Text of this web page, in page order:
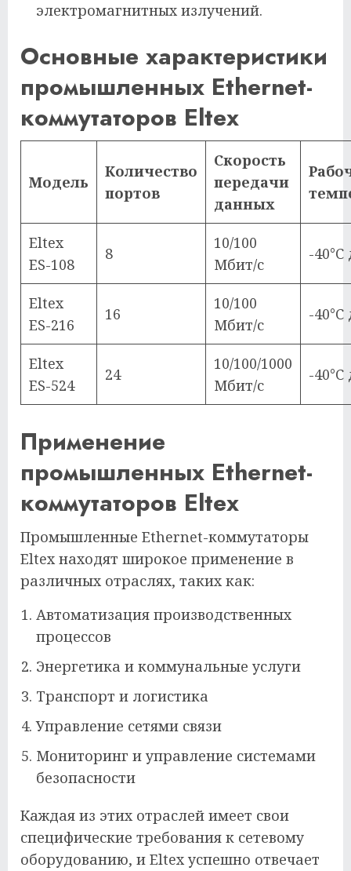
электромагнитных излучений.
Основные характеристики
промышленных Ethernet-
коммутаторов Eltex
Модель
Количество
портов
Скорость
передачи
данных
Eltex
ES-108
8
10/100
Мбит/с
-40°C
Eltex
ES-216
16
10/100
Мбит/с
-40°C
Eltex
ES-524
24
10/100/1000
Мбит/с
-40°C
Применение
промышленных Ethernet-
коммутаторов Eltex
Промышленные Ethernet-коммутаторы
Eltex находят широкое применение в
различных отраслях, таких как:
Автоматизация производственных
процессов
Энергетика и коммунальные услуги
Транспорт и логистика
Управление сетями связи
Мониторинг и управление системами
безопасности
Каждая из этих отраслей имеет свои
специфические требования к сетевому
оборудованию, и Eltex успешно отвечает